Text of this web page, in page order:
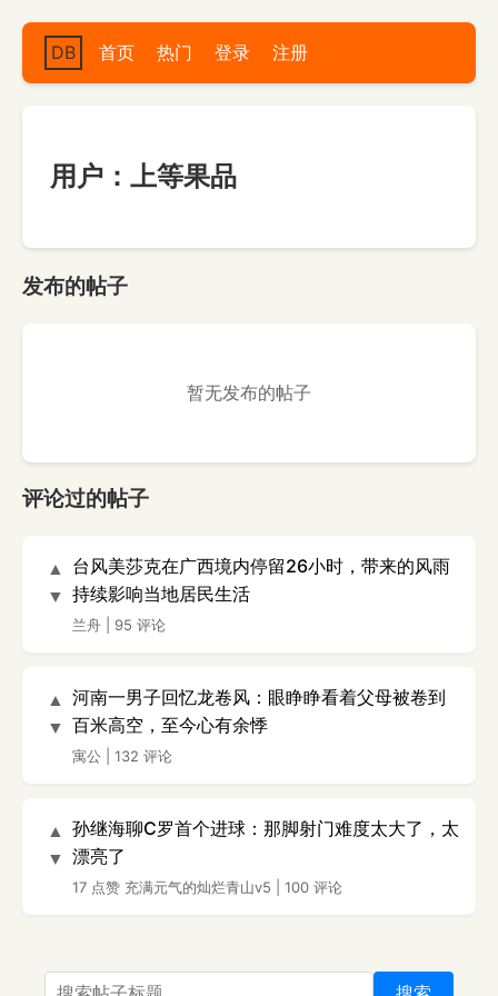
DB 首页 热门 登录 注册
用户：上等果品
发布的帖子
暂无发布的帖子
评论过的帖子
▲
▼
台风美莎克在广西境内停留26小时，带来的风雨
持续影响当地居民生活
兰舟 95 评论
▲
▼
河南一男子回忆龙卷风：眼睁睁看着父母被卷到
百米高空，至今心有余悸
寓公 132 评论
▲
▼
孙继海聊C罗首个进球：那脚射门难度太大了，太
漂亮了
17 点赞 充满元气的灿烂青山v5 100 评论